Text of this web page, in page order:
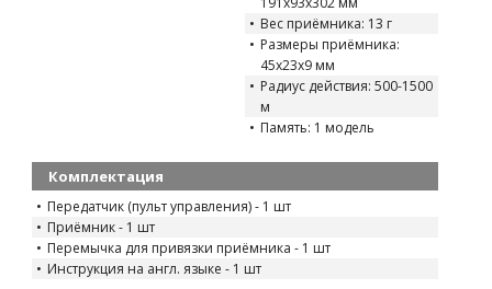
Вес приёмника: 13 г
Размеры приёмника:
45х23х9 мм
Радиус действия: 500-1500
м
Память: 1 модель
Комплектация
Передатчик (пульт управления) - 1 шт
Приёмник - 1 шт
Перемычка для привязки приёмника - 1 шт
Инструкция на англ. языке - 1 шт